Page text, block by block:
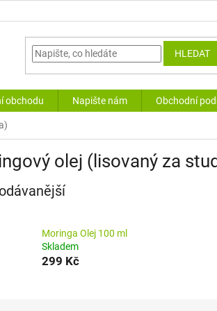
HLEDAT
obchodu Napište nám Obchodní
olej (lisovaný za
Moringa Olej 100 ml
Skladem
299 Kč